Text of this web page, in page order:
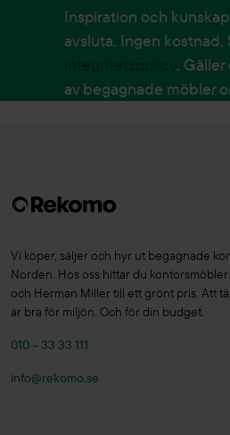
Inspiration och
avsluta. Ingen kostnad.
.
av begagnade möbler
Vi köper, säljer och hyr ut begagnade
Norden. Hos oss hittar du kontorsmöbler
och Herman Miller till ett grönt pris. Att
är bra för miljön. Och för din budget.
010 – 33 33 111
info@rekomo.se